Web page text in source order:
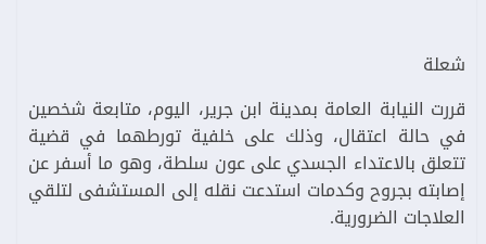
شعلة
قررت النيابة العامة بمدينة ابن جرير، اليوم، متابعة شخصين
في حالة اعتقال، وذلك على خلفية تورطهما في قضية
تتعلق بالاعتداء الجسدي على عون سلطة، وهو ما أسفر عن
إصابته بجروح وكدمات استدعت نقله إلى المستشفى لتلقي
العلاجات الضرورية.